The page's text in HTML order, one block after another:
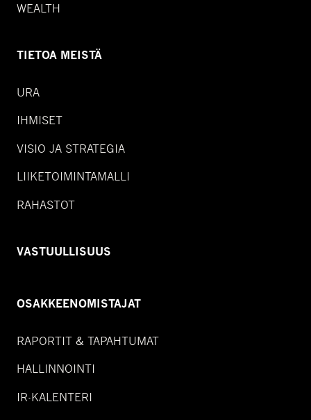
WEALTH
TIETOA MEISTÄ
URA
IHMISET
VISIO JA STRATEGIA
LIIKETOIMINTAMALLI
RAHASTOT
VASTUULLISUUS
OSAKKEENOMISTAJAT
RAPORTIT & TAPAHTUMAT
HALLINNOINTI
IR-KALENTERI